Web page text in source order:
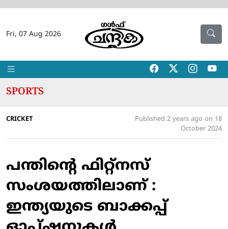
Fri, 07 Aug 2026
SPORTS
CRICKET
Published 2 years ago on 18
October 2024
പന്തിൻ്റെ ഫിറ്റ്നസ്
സംശയത്തിലാണ് :
ഇന്ത്യയുടെ ബാക്കപ്പ്